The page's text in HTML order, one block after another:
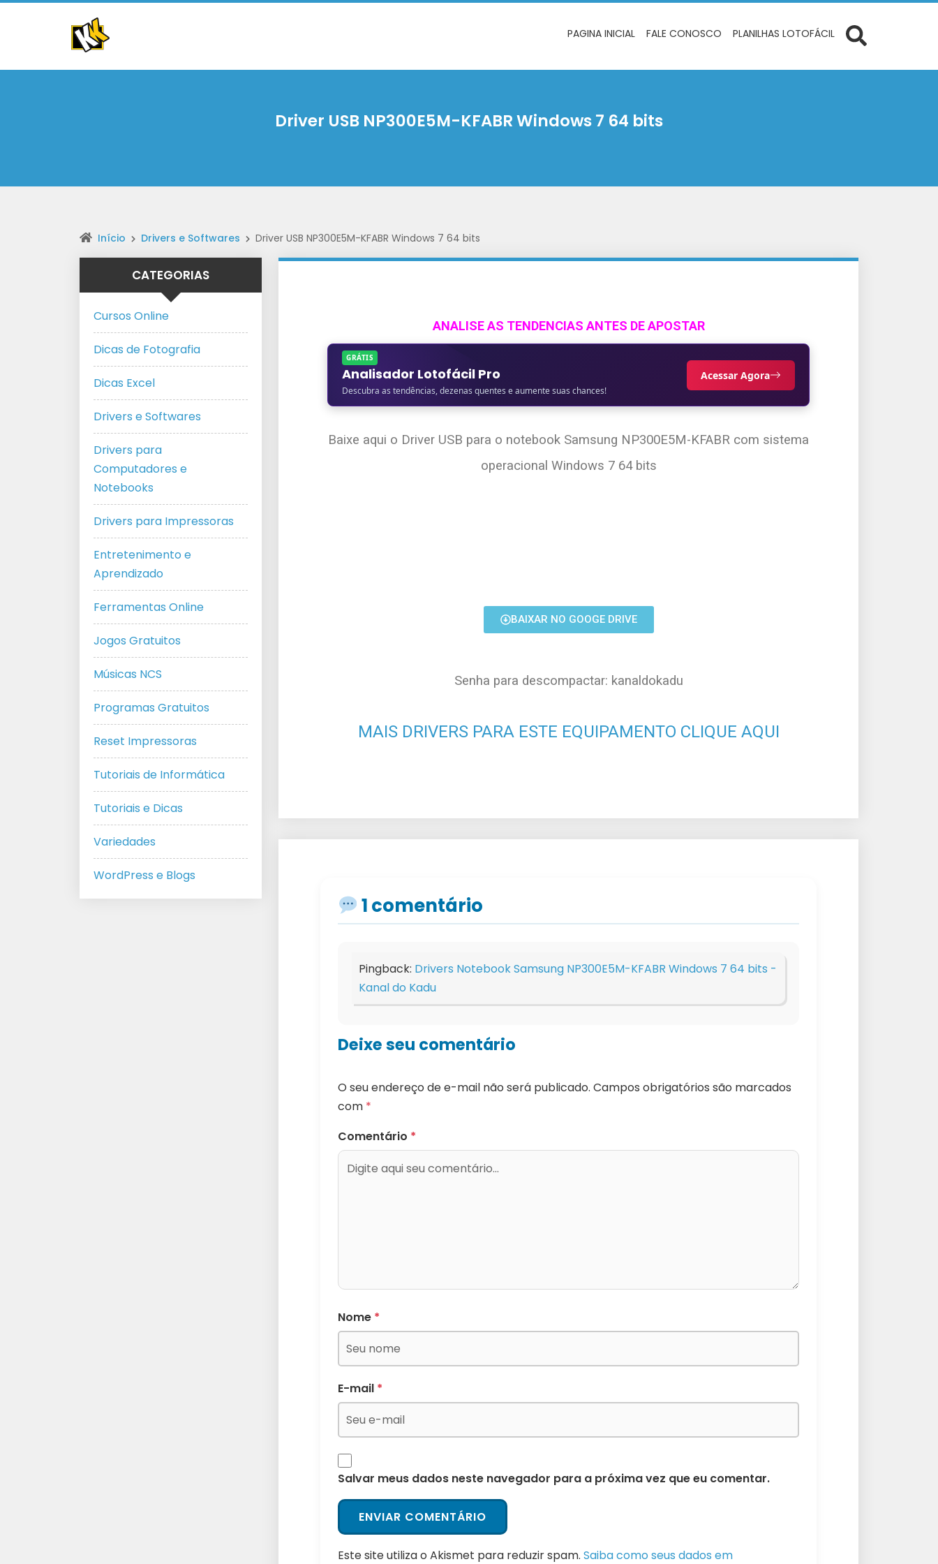
PAGINA INICIAL FALE CONOSCO PLANILHAS LOTOFÁCIL
Driver USB NP300E5M-KFABR Windows 7 64 bits
Início Drivers e Softwares Driver USB NP300E5M-KFABR Windows 7 64 bits
ANALISE AS TENDENCIAS ANTES DE APOSTAR
GRÁTIS
Analisador Lotofácil Pro
Descubra as tendências, dezenas quentes e aumente suas chances!
Acessar Agora
Baixe aqui o Driver USB para o notebook Samsung NP300E5M-KFABR com sistema
operacional Windows 7 64 bits
BAIXAR NO GOOGE DRIVE
Senha para descompactar: kanaldokadu
MAIS DRIVERS PARA ESTE EQUIPAMENTO CLIQUE AQUI
1 comentário
Pingback: Drivers Notebook Samsung NP300E5M-KFABR Windows 7 64 bits -
Kanal do Kadu
Deixe seu comentário
O seu endereço de e-mail não será publicado. Campos obrigatórios são marcados
com *
Comentário *
Nome *
E-mail *
Salvar meus dados neste navegador para a próxima vez que eu comentar.
Este site utiliza o Akismet para reduzir spam. Saiba como seus dados em
CATEGORIAS
Cursos Online
Dicas de Fotografia
Dicas Excel
Drivers e Softwares
Drivers para
Computadores e
Notebooks
Drivers para Impressoras
Entretenimento e
Aprendizado
Ferramentas Online
Jogos Gratuitos
Músicas NCS
Programas Gratuitos
Reset Impressoras
Tutoriais de Informática
Tutoriais e Dicas
Variedades
WordPress e Blogs